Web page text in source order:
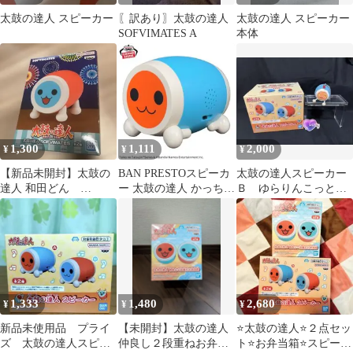
太鼓の達人 スピーカー
〖訳あり〗太鼓の達人
SOFVIMATES A
太鼓の達人 スピーカー
本体
¥ 1,300
【新品未開封】太鼓の
達人 和田どん
SOFVIMATES フィギュ
ア
¥ 1,111
BAN PRESTOスピーカ
ー 太鼓の達人 かっちゃ
¥2,000
太鼓の達人スピーカー
Ｂ ゆらりんこっと
vol.3 メカドン ２点セ
ット
¥ 1,333
新品未使用品 プライ
ズ 太鼓の達人スピー
¥ 1,480
【未開封】太鼓の達人
仲良し２段重ねお弁当
¥2,680
⭐太鼓の達人⭐２点セッ
ト⭐お弁当箱⭐スピーカ